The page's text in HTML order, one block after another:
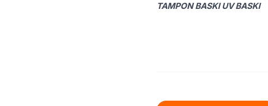
TAMPON BASKI UV BASKI